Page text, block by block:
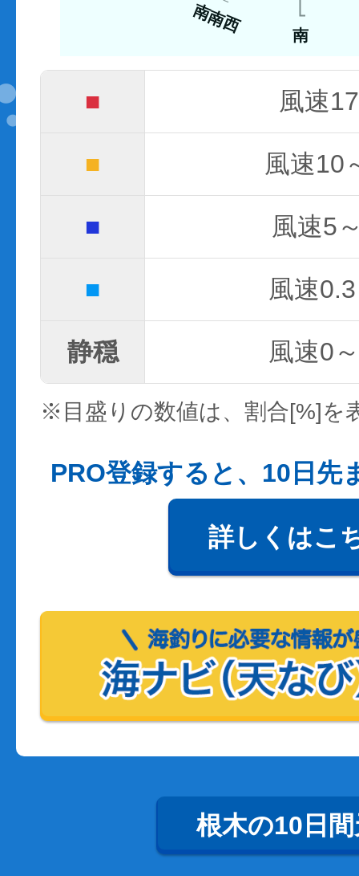
南
南南西
■ 風速
■ 風速10
■ 風速5
■ 風速
静穏 風速0
※目盛りの数値は、割合[%]を
PRO登録すると、10日先
詳しくはこ
根木の10日